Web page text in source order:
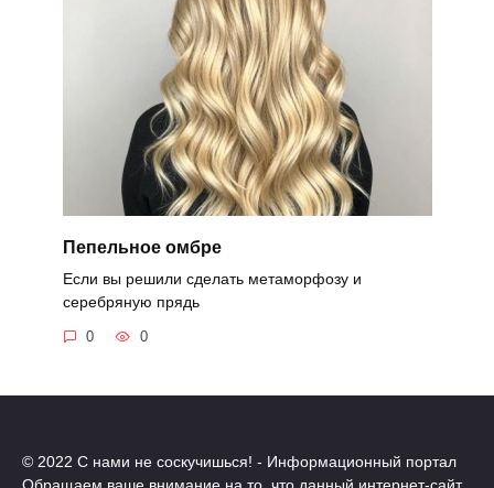
Пепельное омбре
Если вы решили сделать метаморфозу и
серебряную прядь
0 0
© 2022 С нами не соскучишься! - Информационный портал